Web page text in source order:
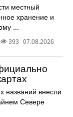
местный
хранение и
...
393 07.08.2026
названий внесли
Севере